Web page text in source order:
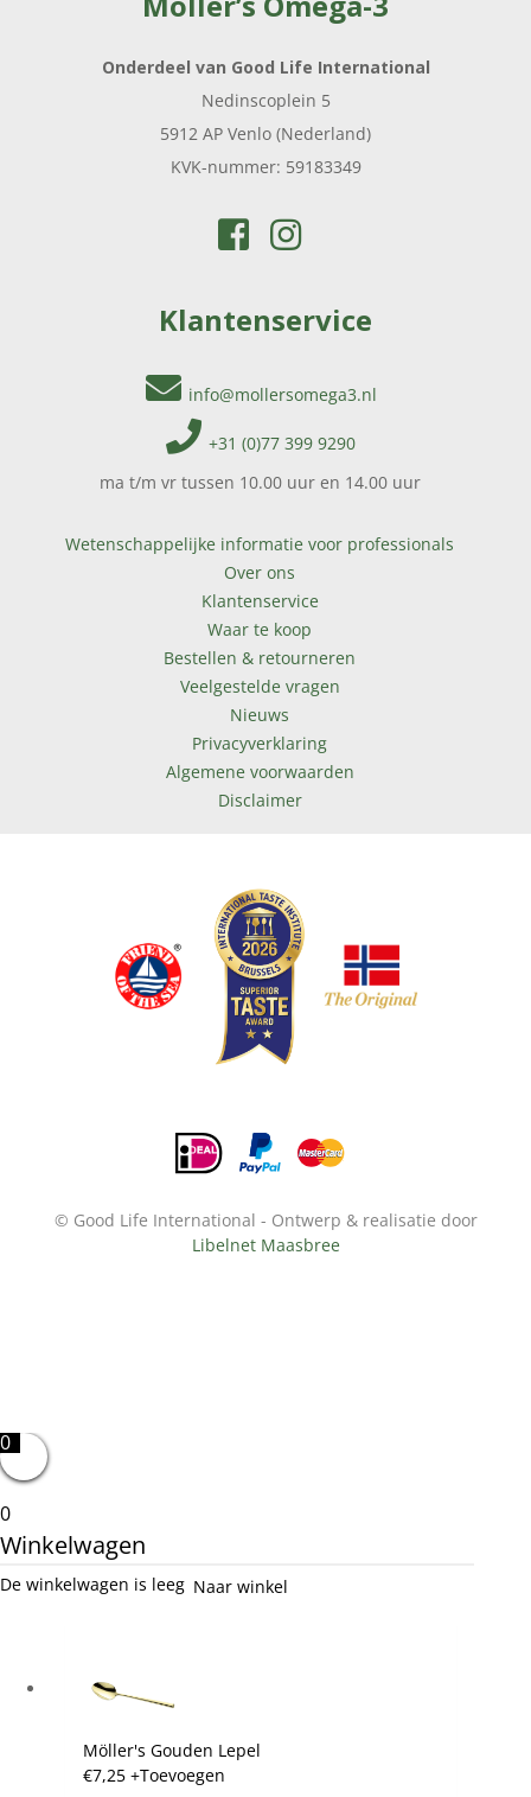
Onderdeel van Good Life International
Nedinscoplein 5
5912 AP Venlo (Nederland)
KVK-nummer: 59183349
Klantenservice
info@mollersomega3.nl
+31 (0)77 399 9290
ma t/m vr tussen 10.00 uur en 14.00 uur
Wetenschappelijke informatie voor professionals
Over ons
Klantenservice
Waar te koop
Bestellen & retourneren
Veelgestelde vragen
Nieuws
Privacyverklaring
Algemene voorwaarden
Disclaimer
© Good Life International - Ontwerp & realisatie door
Libelnet Maasbree
0
0
Winkelwagen
De winkelwagen is leeg Naar winkel
Möller's Gouden Lepel
€7,25 +Toevoegen